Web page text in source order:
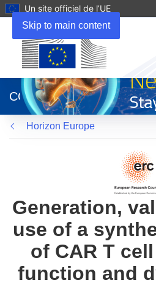
Skip to main content
Un site officiel de l’UE
dans
une
nouvelle
fenêtre)
CORDIS
Horizon Europe
Generation,
use of a
of CAR T
function and